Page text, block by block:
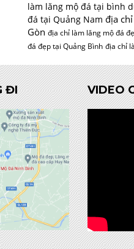
làm lăng mộ đá tại bình
đá tại Quảng Nam địa
Gòn địa chỉ làm lăng mộ đá
đá đẹp tại Quảng Bình địa chỉ
ĐI VIDEO